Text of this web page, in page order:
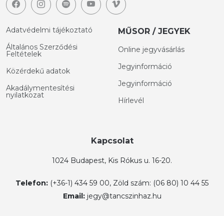
Adatvédelmi tájékoztató
Általános Szerződési
Feltételek
Közérdekű adatok
Akadálymentesítési
nyilatkozat
MŰSOR / JEGYEK
Online jegyvásárlás
Jegyinformáció
Jegyinformáció
Hírlevél
Kapcsolat
1024 Budapest, Kis Rókus u. 16-20.
Telefon: (+36-1) 434 59 00, Zöld szám: (06 80) 10 44 55
Email: jegy@tancszinhaz.hu